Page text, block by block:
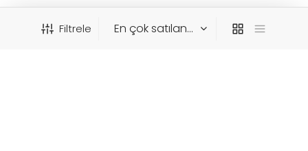
Filtrele
FAX:
info@ceskaistanbul.com